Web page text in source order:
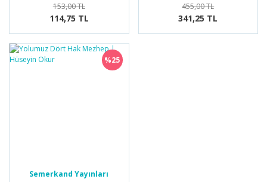
153,00 TL
114,75 TL
455,00 TL
341,25 TL
%25
Semerkand Yayınları